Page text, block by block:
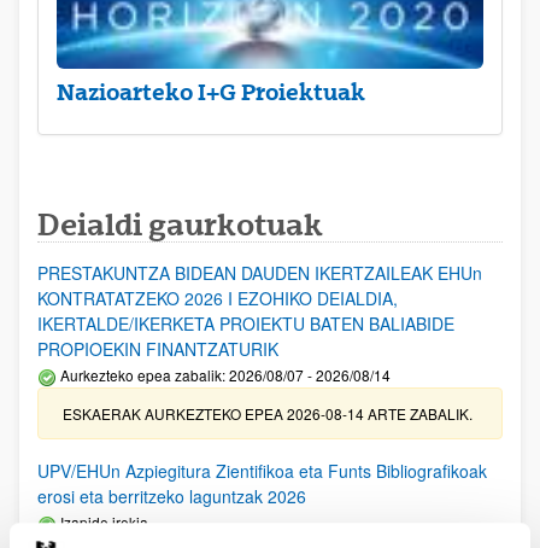
Nazioarteko I+G Proiektuak
Deialdi gaurkotuak
PRESTAKUNTZA BIDEAN DAUDEN IKERTZAILEAK EHUn
KONTRATATZEKO 2026 I EZOHIKO DEIALDIA,
IKERTALDE/IKERKETA PROIEKTU BATEN BALIABIDE
PROPIOEKIN FINANTZATURIK
Aurkezteko epea zabalik: 2026/08/07 - 2026/08/14
ESKAERAK AURKEZTEKO EPEA 2026-08-14 ARTE ZABALIK.
UPV/EHUn Azpiegitura Zientifikoa eta Funts Bibliografikoak
erosi eta berritzeko laguntzak 2026
Izapide irekia